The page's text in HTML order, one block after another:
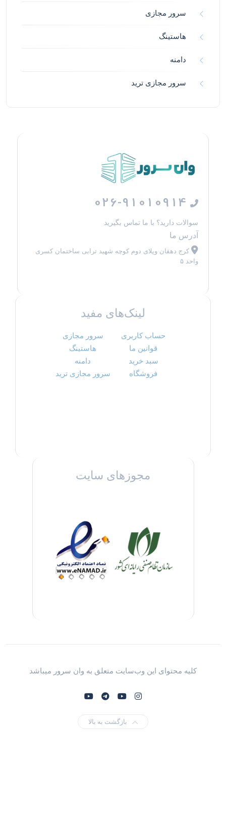
سرور مجازی
هاستینگ
دامنه
سرور مجازی ترید
026-91010914
سوالات دارید؟ با ما تماس بگیرید
آدرس ما
کرج دهقان ویلای دوم کوچه شهید ترابی ساختمان کسری
واحد ۵
لینک‌های مفید
حساب کاربری
قوانین ما
سبد خرید
فروشگاه
سرور مجازی
هاستینگ
دامنه
سرور مجازی ترید
مجوزهای سایت
کلیه محتوای این وب‌سایت متعلق به وان سرور میباشد
بازگشت به بالا